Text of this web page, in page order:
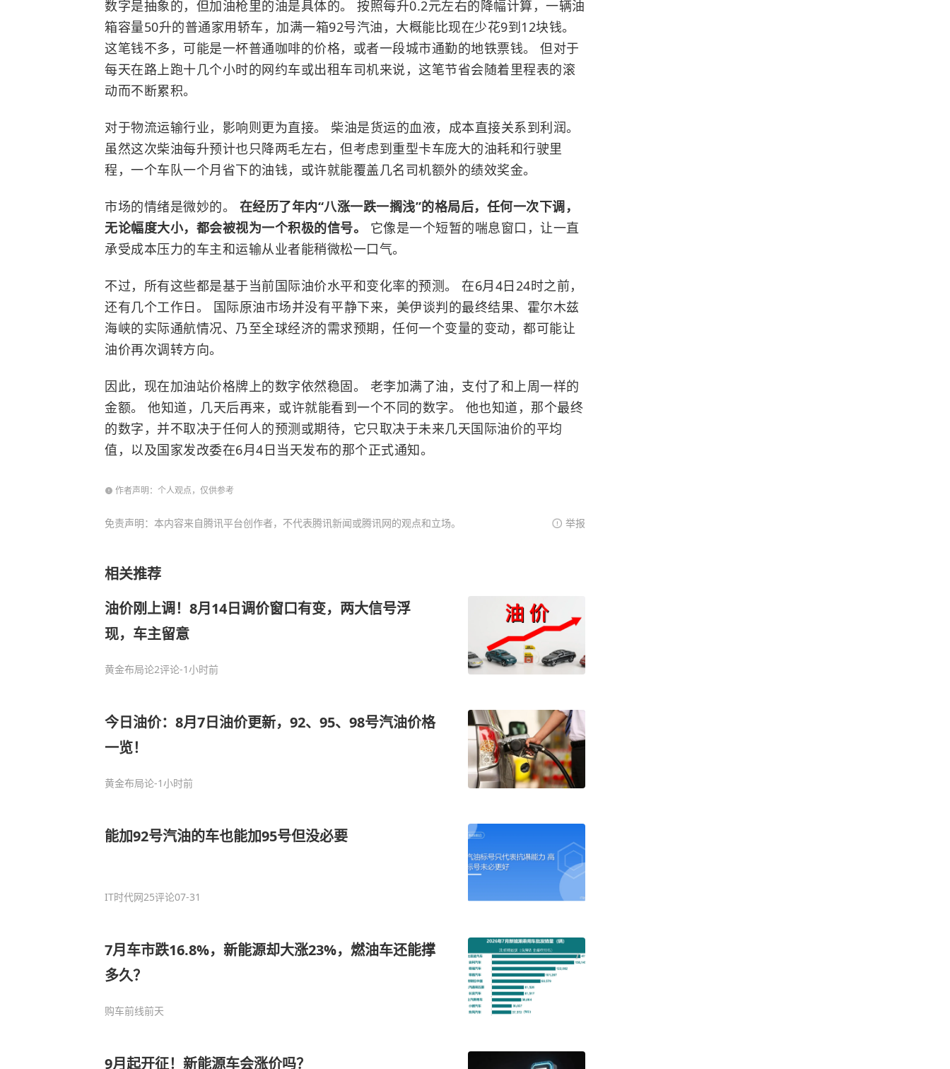
数字是抽象的，但加油枪里的油是具体的。 按照每升0.2元左右的降幅计算，一辆油
箱容量50升的普通家用轿车，加满一箱92号汽油，大概能比现在少花9到12块钱。
这笔钱不多，可能是一杯普通咖啡的价格，或者一段城市通勤的地铁票钱。 但对于
每天在路上跑十几个小时的网约车或出租车司机来说，这笔节省会随着里程表的滚
动而不断累积。
对于物流运输行业，影响则更为直接。 柴油是货运的血液，成本直接关系到利润。
虽然这次柴油每升预计也只降两毛左右，但考虑到重型卡车庞大的油耗和行驶里
程，一个车队一个月省下的油钱，或许就能覆盖几名司机额外的绩效奖金。
市场的情绪是微妙的。 在经历了年内“八涨一跌一搁浅”的格局后，任何一次下调，
无论幅度大小，都会被视为一个积极的信号。 它像是一个短暂的喘息窗口，让一直
承受成本压力的车主和运输从业者能稍微松一口气。
不过，所有这些都是基于当前国际油价水平和变化率的预测。 在6月4日24时之前，
还有几个工作日。 国际原油市场并没有平静下来，美伊谈判的最终结果、霍尔木兹
海峡的实际通航情况、乃至全球经济的需求预期，任何一个变量的变动，都可能让
油价再次调转方向。
因此，现在加油站价格牌上的数字依然稳固。 老李加满了油，支付了和上周一样的
金额。 他知道，几天后再来，或许就能看到一个不同的数字。 他也知道，那个最终
的数字，并不取决于任何人的预测或期待，它只取决于未来几天国际油价的平均
值，以及国家发改委在6月4日当天发布的那个正式通知。
作者声明：个人观点，仅供参考
免责声明：本内容来自腾讯平台创作者，不代表腾讯新闻或腾讯网的观点和立场。 举报
相关推荐
油价刚上调！8月14日调价窗口有变，两大信号浮
现，车主留意
黄金布局论2评论-1小时前
今日油价：8月7日油价更新，92、95、98号汽油价格
一览！
黄金布局论-1小时前
能加92号汽油的车也能加95号但没必要
IT时代网25评论07-31
7月车市跌16.8%，新能源却大涨23%，燃油车还能撑
多久？
购车前线前天
9月起开征！新能源车会涨价吗？